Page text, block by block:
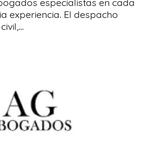
especialistas en cada
experiencia. El despacho